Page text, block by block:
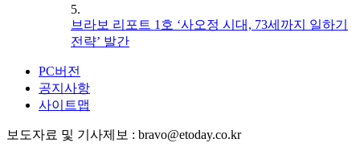
5.
브라보 리포트 1호 ‘사오정 시대, 73세까지 일하기
전략’ 발간
PC버전
공지사항
사이트맵
보도자료 및 기사제보 : bravo@etoday.co.kr